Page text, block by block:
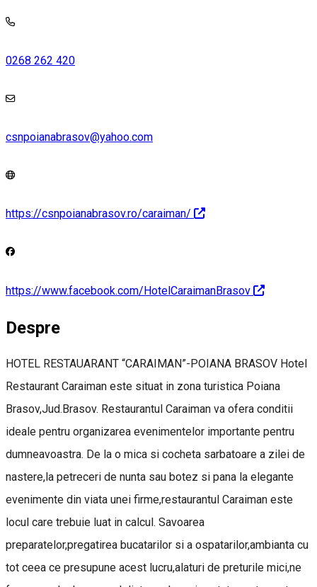
0268 262 420
csnpoianabrasov@yahoo.com
https://csnpoianabrasov.ro/caraiman/
https://www.facebook.com/HotelCaraimanBrasov
Despre
HOTEL RESTAUARANT “CARAIMAN”-POIANA BRASOV Hotel
Restaurant Caraiman este situat in zona turistica Poiana
Brasov,Jud.Brasov. Restaurantul Caraiman va ofera conditii
ideale pentru organizarea evenimentelor importante pentru
dumneavoastra. De la o mica si cocheta sarbatoare a zilei de
nastere,la petreceri de nunta sau botez si pana la elegante
evenimente din viata unei firme,restaurantul Caraiman este
locul care trebuie luat in calcul. Savoarea
preparatelor,pregatirea bucatarilor si a ospatarilor,ambianta cu
tot ceea ce presupune acest lucru,alaturi de preturile mici,ne